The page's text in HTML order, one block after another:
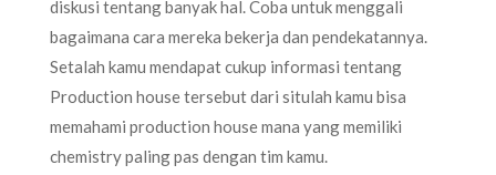
diskusi tentang banyak hal. Coba untuk menggali
bagaimana cara mereka bekerja dan pendekatannya.
Setalah kamu mendapat cukup informasi tentang
Production house tersebut dari situlah kamu bisa
memahami production house mana yang memiliki
chemistry paling pas dengan tim kamu.